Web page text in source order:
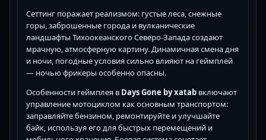
Сеттинг поражает реализмом: густые леса, снежные
горы, заброшенные города и вулканические
ландшафты Тихоокеанского Северо-Запада создают
мрачную, атмосферную картину. Динамичная смена дня
и ночи, погодные условия сильно влияют на геймплей
— ночью фрикеры особенно опасны.
Особенности геймплея в Days Gone by xatab включают
управление мотоциклом как основным транспортом:
заправляйте бензином, ремонтируйте и улучшайте
байк, используя его для быстрых перемещений и